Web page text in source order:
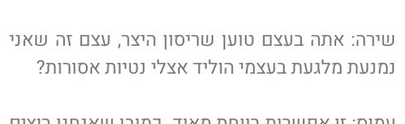
שירה: אתה בעצם טוען שריסון היצר, עצם זה שאני
נמנעת מלגעת בעצמי הוליד אצלי נטיות אסורות?